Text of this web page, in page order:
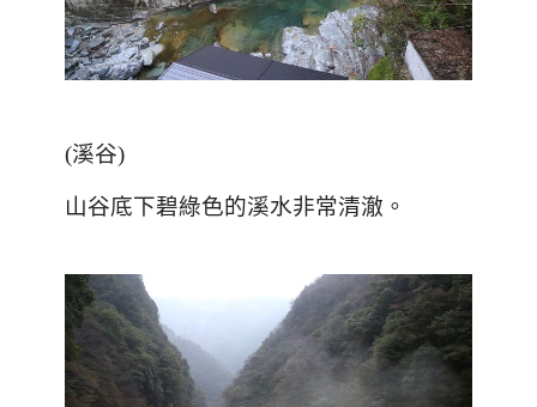
(溪谷)
山谷底下碧綠色的溪水非常清澈。